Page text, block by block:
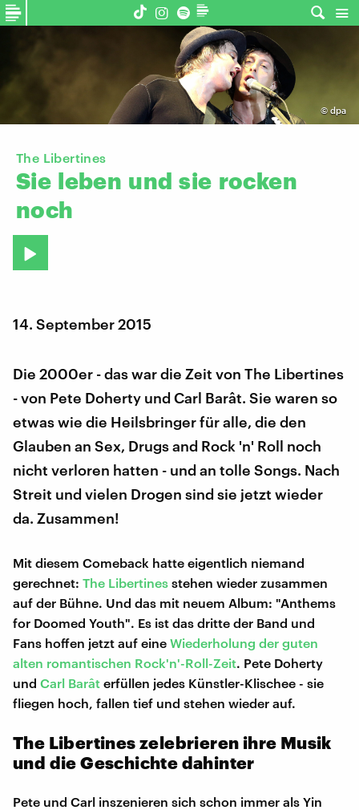
© dpa
The Libertines
Sie leben und sie rocken
noch
14. September 2015
Die 2000er - das war die Zeit von The Libertines
- von Pete Doherty und Carl Barât. Sie waren so
etwas wie die Heilsbringer für alle, die den
Glauben an Sex, Drugs and Rock 'n' Roll noch
nicht verloren hatten - und an tolle Songs. Nach
Streit und vielen Drogen sind sie jetzt wieder
da. Zusammen!
Mit diesem Comeback hatte eigentlich niemand
gerechnet: The Libertines stehen wieder zusammen
auf der Bühne. Und das mit neuem Album: "Anthems
for Doomed Youth". Es ist das dritte der Band und
Fans hoffen jetzt auf eine Wiederholung der guten
alten romantischen Rock'n'-Roll-Zeit. Pete Doherty
und Carl Barât erfüllen jedes Künstler-Klischee - sie
fliegen hoch, fallen tief und stehen wieder auf.
The Libertines zelebrieren ihre Musik
und die Geschichte dahinter
Pete und Carl inszenieren sich schon immer als Yin